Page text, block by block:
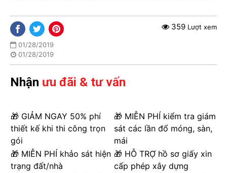
01/28/2019
01/28/2019
359 Lượt xem
Nhận ưu đãi & tư vấn
🎁 GIẢM NGAY 50% phí
thiết kế khi thi công trọn
gói
🎁 MIỄN PHÍ kiểm tra giám
sát các lần đổ móng, sàn,
mái
🎁 MIỄN PHÍ khảo sát hiện
trạng đất/nhà
🎁 HỖ TRỢ hồ sơ giấy xin
cấp phép xây dựng